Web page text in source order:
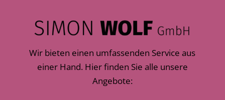
Wir bieten einen umfassenden Service aus
einer Hand. Hier finden Sie alle unsere
Angebote: